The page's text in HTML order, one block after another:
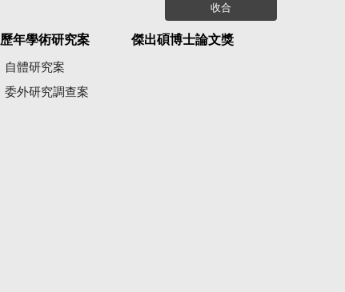
收合
歷年學術研究案
自體研究案
委外研究調查案
傑出碩博士論文獎